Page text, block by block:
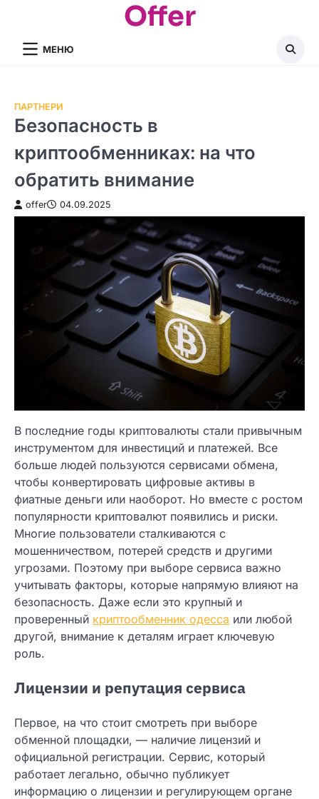
вмісту
Offer
МЕНЮ
ПАРТНЕРИ
Безопасность в
криптообменниках: на что
обратить внимание
offer 04.09.2025
В последние годы криптовалюты стали привычным
инструментом для инвестиций и платежей. Все
больше людей пользуются сервисами обмена,
чтобы конвертировать цифровые активы в
фиатные деньги или наоборот. Но вместе с ростом
популярности криптовалют появились и риски.
Многие пользователи сталкиваются с
мошенничеством, потерей средств и другими
угрозами. Поэтому при выборе сервиса важно
учитывать факторы, которые напрямую влияют на
безопасность. Даже если это крупный и
проверенный криптообменник одесса или любой
другой, внимание к деталям играет ключевую
роль.
Лицензии и репутация сервиса
Первое, на что стоит смотреть при выборе
обменной площадки, — наличие лицензий и
официальной регистрации. Сервис, который
работает легально, обычно публикует
информацию о лицензии и регулирующем органе